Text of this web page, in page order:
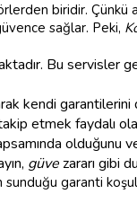
biridir. Çünkü
sağlar. Peki,
Bu servisler
kendi
etmek faydalı
olduğunu
güvezararı gibi
sunduğu garanti